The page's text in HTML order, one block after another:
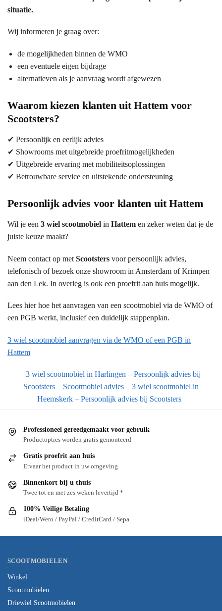
situatie.
Wij informeren je graag over:
de mogelijkheden binnen de WMO
een eventuele eigen bijdrage
alternatieven als je aanvraag wordt afgewezen
Waarom kiezen klanten uit Hattem voor
Scootsters?
✔ Persoonlijk en eerlijk advies
✔ Showrooms met uitgebreide proefritmogelijkheden
✔ Uitgebreide ervaring met mobiliteitsoplossingen
✔ Betrouwbare service en uitstekende ondersteuning
Persoonlijk advies voor klanten uit Hattem
Wil je een 3 wiel scootmobiel in Hattem en zeker weten dat je de
juiste keuze maakt?
Neem contact op met Scootsters voor persoonlijk advies,
telefonisch of bezoek onze showroom in Amsterdam of Krimpen
aan den Lek. In overleg is ook een proefrit aan huis mogelijk.
Lees hier hoe het aanvragen van een scootmobiel via de WMO of
een PGB werkt, inclusief een duidelijk stappenplan.
3 wiel scootmobiel aanvragen via de WMO of een PGB in
Hattem
3 wiel scootmobiel in Harlingen – Persoonlijk advies bij
Scootsters
Scootmobiel advies
3 wiel scootmobiel in
Heemskerk – Persoonlijk advies bij Scootsters
Professioneel gereedgemaakt voor gebruik
Productopties worden gratis gemonteerd
Gratis proefrit aan huis
Ervaar het product in uw omgeving
Binnenkort bij u thuis
Twee tot en met zes weken levertijd *
100% Veilige Betaling
iDeal/Wero / PayPal / CreditCard / Sepa
SCOOTMOBIELEN
Winkel
Scootmobielen
Driewiel Scootmobielen